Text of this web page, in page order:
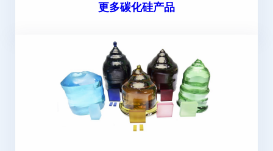
更多碳化硅产品